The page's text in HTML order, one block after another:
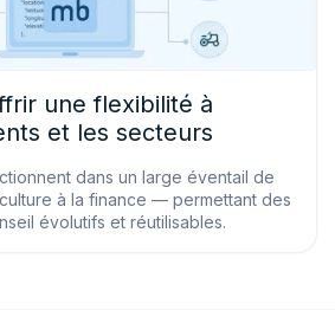
une flexibilité à
et les secteurs
dans un large éventail de
à la finance — permettant des
évolutifs et réutilisables.